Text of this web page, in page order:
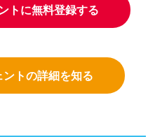
トに無料登録する
トの詳細を知る